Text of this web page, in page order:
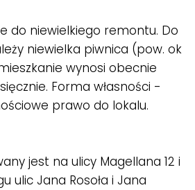
do niewielkiego remontu. Do
niewielka piwnica (pow. ok
wynosi obecnie
Forma własności -
prawo do lokalu.
jest na ulicy Magellana 12 i
ulic Jana Rosoła i Jana